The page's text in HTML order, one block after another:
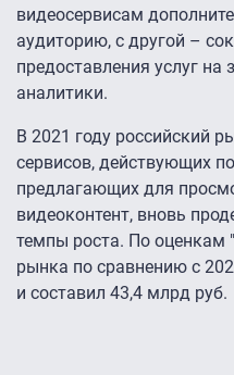
видеосервисам
аудиторию, с другой –
предоставления услуг
аналитики.
В 2021 году российский
сервисов, действующих
предлагающих для
видеоконтент, вновь
темпы роста. По оценкам
рынка по сравнению с
и составил 43,4 млрд руб.